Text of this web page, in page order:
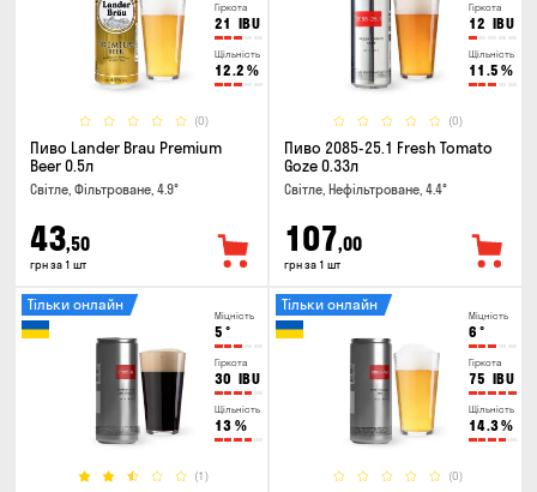
Гіркота
21 IBU
Щільність
12.2 %
(0)
Пиво Lander Brau Premium
Beer 0.5л
Світле, Фільтроване, 4.9°
43,50
грн за 1 шт
Гіркота
12 IBU
Щільність
11.5 %
(0)
Пиво 2085-25.1 Fresh Tomato
Goze 0.33л
Світле, Нефільтроване, 4.4°
107,00
грн за 1 шт
Міцність
5 °
Гіркота
30 IBU
Щільність
13 %
(1)
Тільки онлайн
Міцність
6 °
Гіркота
75 IBU
Щільність
14.3%
(0)
Тільки онлайн